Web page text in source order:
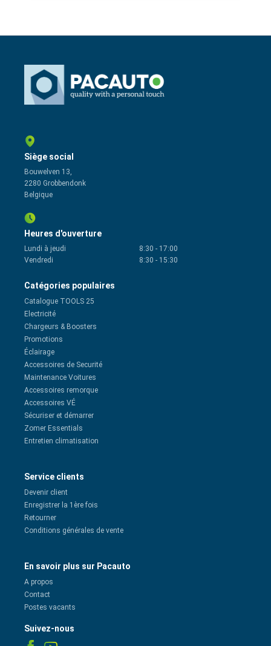
Siège social
Bouwelven 13,
2280 Grobbendonk
Belgique
Heures d'ouverture
Lundi à jeudi 8:30 - 17:00
Vendredi
8:30 - 15:30
Catégories populaires
Catalogue TOOLS 25
Electricité
Chargeurs & Boosters
Promotions
Éclairage
Accessoires de Securité
Maintenance Voitures
Accessoires remorque
Accessoires VÉ
Sécuriser et démarrer
Zomer Essentials
Entretien climatisation
Service clients
Devenir client
Enregistrer la 1ère fois
Retourner
Conditions générales de vente
En savoir plus sur Pacauto
A propos
Contact
Postes vacants
Suivez-nous